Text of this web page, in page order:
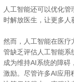
人工智能还可以优化
时解放医生，让更多人
然而，人工智能在医疗
管缺乏评估人工智能系
成为维持AI系统的障碍
激励。尽管许多AI应用